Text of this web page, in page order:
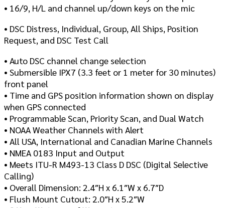
• 16/9, H/L and channel up/down keys on the mic
• DSC Distress, Individual, Group, All Ships, Position
Request, and DSC Test Call
• Auto DSC channel change selection
• Submersible IPX7 (3.3 feet or 1 meter for 30 minutes)
front panel
• Time and GPS position information shown on display
when GPS connected
• Programmable Scan, Priority Scan, and Dual Watch
• NOAA Weather Channels with Alert
• All USA, International and Canadian Marine Channels
• NMEA 0183 Input and Output
• Meets ITU-R M493-13 Class D DSC (Digital Selective
Calling)
• Overall Dimension: 2.4″H x 6.1″W x 6.7″D
• Flush Mount Cutout: 2.0″H x 5.2″W